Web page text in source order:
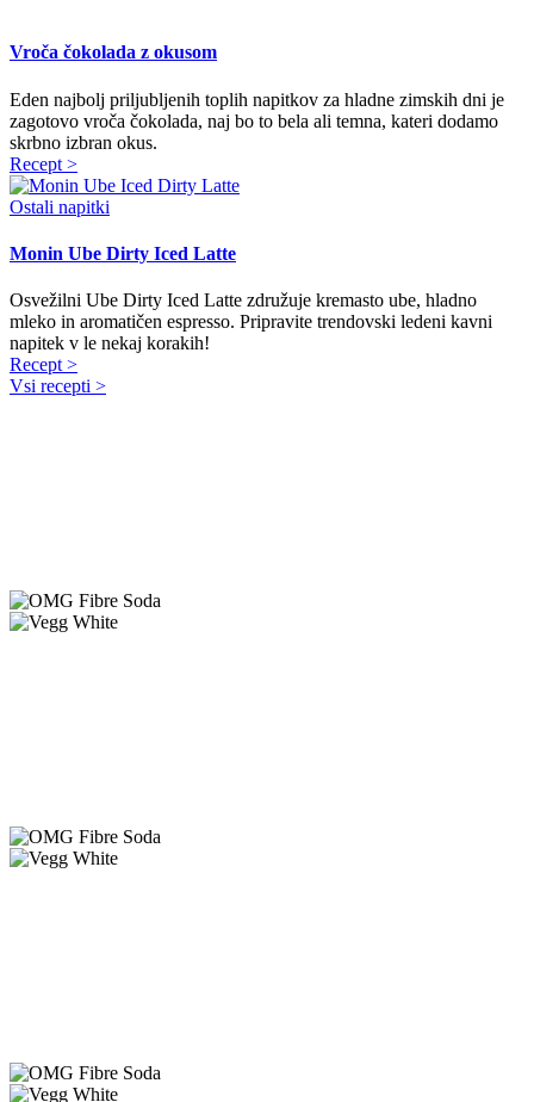
Vroča čokolada z okusom
Eden najbolj priljubljenih toplih napitkov za hladne zimskih dni je
zagotovo vroča čokolada, naj bo to bela ali temna, kateri dodamo
skrbno izbran okus.
Recept >
Ostali napitki
Monin Ube Dirty Iced Latte
Osvežilni Ube Dirty Iced Latte združuje kremasto ube, hladno
mleko in aromatičen espresso. Pripravite trendovski ledeni kavni
napitek v le nekaj korakih!
Recept >
Vsi recepti >